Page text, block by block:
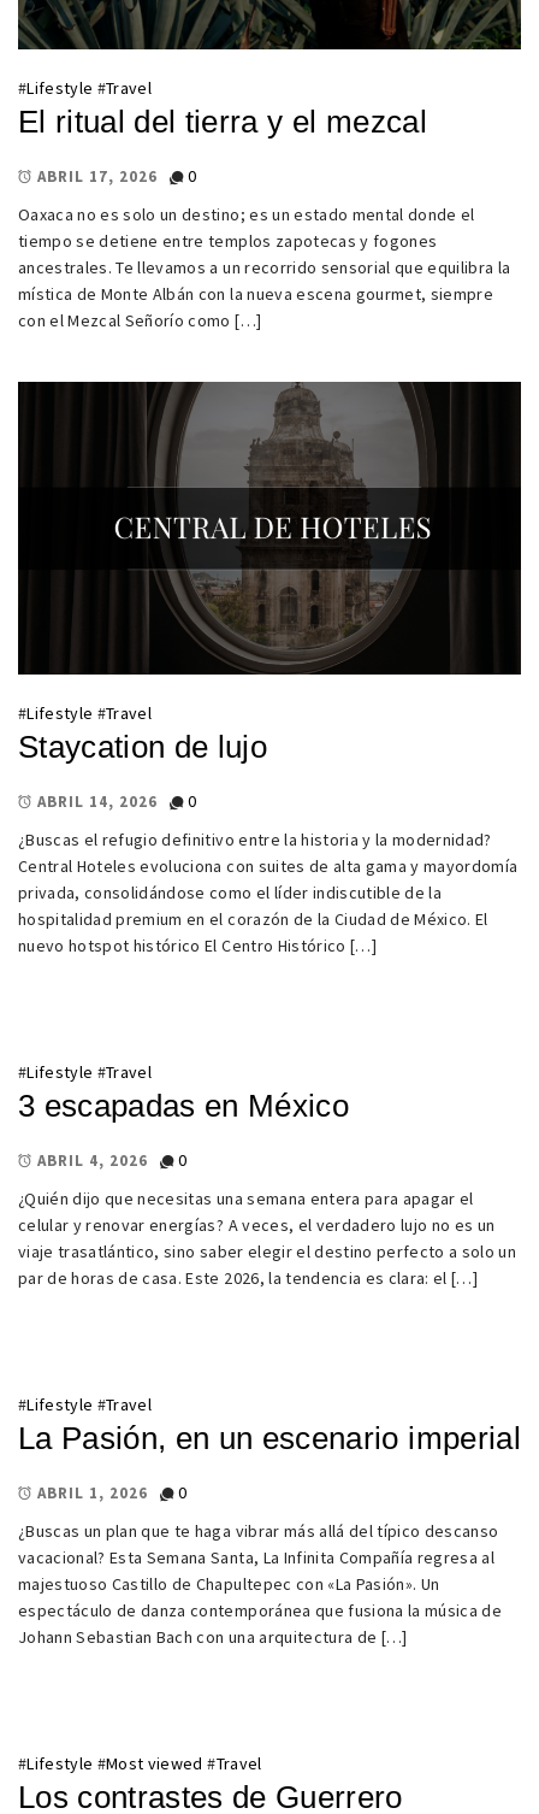
#Lifestyle #Travel
El ritual del tierra y el mezcal
ABRIL 17, 2026
0
Oaxaca no es solo un destino; es un estado mental donde el
tiempo se detiene entre templos zapotecas y fogones
ancestrales. Te llevamos a un recorrido sensorial que equilibra la
mística de Monte Albán con la nueva escena gourmet, siempre
con el Mezcal Señorío como […]
#Lifestyle #Travel
Staycation de lujo
ABRIL 14, 2026
0
¿Buscas el refugio definitivo entre la historia y la modernidad?
Central Hoteles evoluciona con suites de alta gama y mayordomía
privada, consolidándose como el líder indiscutible de la
hospitalidad premium en el corazón de la Ciudad de México. El
nuevo hotspot histórico El Centro Histórico […]
#Lifestyle #Travel
3 escapadas en México
ABRIL 4, 2026
0
¿Quién dijo que necesitas una semana entera para apagar el
celular y renovar energías? A veces, el verdadero lujo no es un
viaje trasatlántico, sino saber elegir el destino perfecto a solo un
par de horas de casa. Este 2026, la tendencia es clara: el […]
#Lifestyle #Travel
La Pasión, en un escenario imperial
ABRIL 1, 2026
0
¿Buscas un plan que te haga vibrar más allá del típico descanso
vacacional? Esta Semana Santa, La Infinita Compañía regresa al
majestuoso Castillo de Chapultepec con «La Pasión». Un
espectáculo de danza contemporánea que fusiona la música de
Johann Sebastian Bach con una arquitectura de […]
#Lifestyle #Most viewed #Travel
Los contrastes de Guerrero